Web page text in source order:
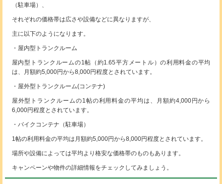
（駐車場）、
それぞれの価格帯は広さや設備などに異なりますが、
主に以下のようになります。
・屋内型トランクルーム
屋内型トランクルームの1帖（約1.65平方メートル）の利用料金の平均
は、月額約5,000円から8,000円程度とされています。
・屋外型トランクルーム(コンテナ)
屋外型トランクルームの1帖の利用料金の平均は、月額約4,000円から
6,000円程度とされています。
・バイクコンテナ（駐車場）
1帖の利用料金の平均は月額約5,000円から8,000円程度とされています。
場所や設備によっては平均より格安な価格帯のものもあります。
キャンペーンや物件の詳細情報をチェックしてみましょう。